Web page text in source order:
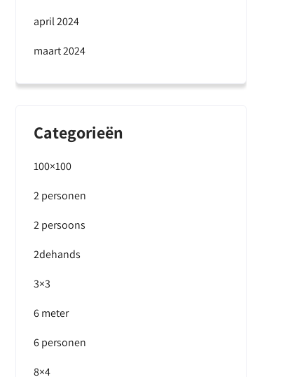
april 2024
maart 2024
Categorieën
100×100
2 personen
2 persoons
2dehands
3×3
6 meter
6 personen
8×4